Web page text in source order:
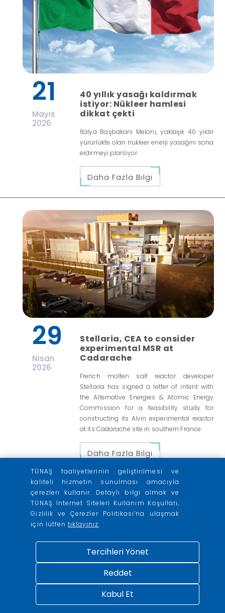
TÜNAŞ faaliyetlerinin geliştirilmesi ve
kaliteli hizmetin sunulması amacıyla
çerezleri kullanır. Detaylı bilgi almak ve
TÜNAŞ İnternet Siteleri Kullanım Koşulları,
Gizlilik ve Çerezler Politikası’na ulaşmak
için lütfentıklayınız.
Tercihleri Yönet
Reddet
Kabul Et
21
Mayıs
2026
40 yıllık yasağı kaldırmak
istiyor: Nükleer hamlesi
dikkat çekti
İtalya Başbakanı Meloni, yaklaşık 40 yıldır
yürürlükte olan nükleer enerji yasağını sona
erdirmeyi planlıyor.
Daha Fazla Bilgi
29
Nisan
2026
Stellaria, CEA to consider
experimental MSR at
Cadarache
French molten salt reactor developer
Stellaria has signed a letter of intent with
the Alternative Energies & Atomic Energy
Commission for a feasibility study for
constructing its Alvin experimental reactor
at its Cadarache site in southern France.
Daha Fazla Bilgi